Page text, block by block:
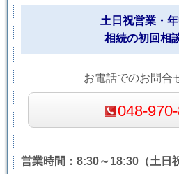
土日祝営業・
相続の初回相
お電話でのお問合
048-
営業時間：8:30～18:30（土日